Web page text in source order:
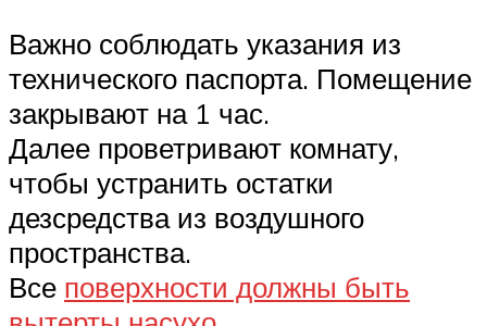
Важно соблюдать указания из
технического паспорта. Помещение
закрывают на 1 час.
Далее проветривают комнату,
чтобы устранить остатки
дезсредства из воздушного
пространства.
Все поверхности должны быть